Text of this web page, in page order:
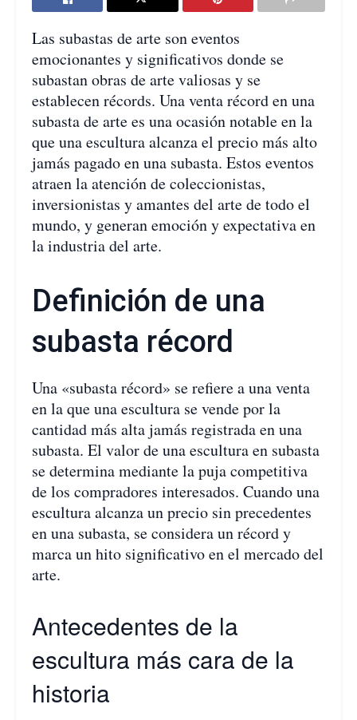
Las subastas de arte son eventos
emocionantes y significativos donde se
subastan obras de arte valiosas y se
establecen récords. Una venta récord en una
subasta de arte es una ocasión notable en la
que una escultura alcanza el precio más alto
jamás pagado en una subasta. Estos eventos
atraen la atención de coleccionistas,
inversionistas y amantes del arte de todo el
mundo, y generan emoción y expectativa en
la industria del arte.
Definición de una
subasta récord
Una «subasta récord» se refiere a una venta
en la que una escultura se vende por la
cantidad más alta jamás registrada en una
subasta. El valor de una escultura en subasta
se determina mediante la puja competitiva
de los compradores interesados. Cuando una
escultura alcanza un precio sin precedentes
en una subasta, se considera un récord y
marca un hito significativo en el mercado del
arte.
Antecedentes de la
escultura más cara de la
historia